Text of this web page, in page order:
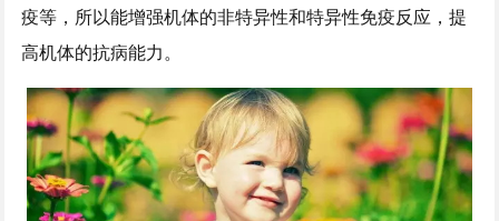
疫等，所以能增强机体的非特异性和特异性免疫反应，提
高机体的抗病能力。